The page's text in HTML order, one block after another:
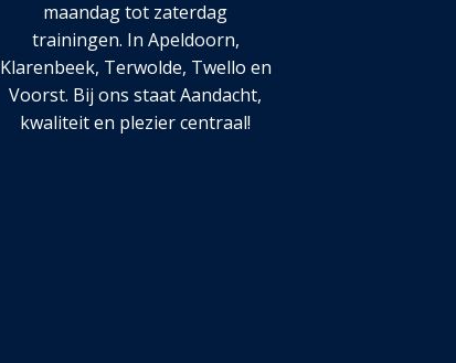
maandag tot zaterdag
trainingen. In Apeldoorn,
Klarenbeek, Terwolde, Twello en
Voorst. Bij ons staat Aandacht,
kwaliteit en plezier centraal!